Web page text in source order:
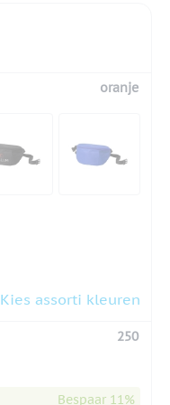
oranje
Kies assorti kleuren
250
Bespaar 11%